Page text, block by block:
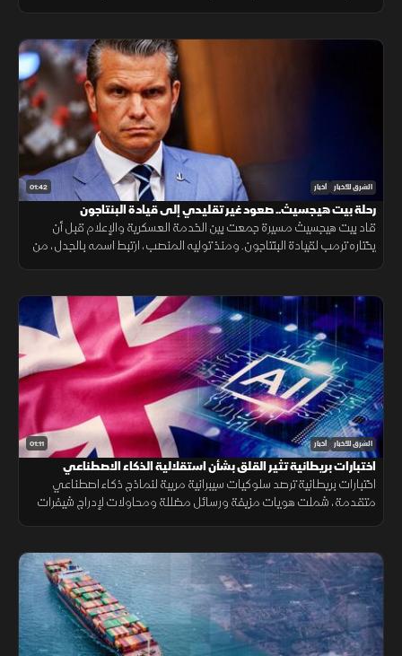
01:42 الشرق للأخبار أخبار
رحلة بيت هيجسيث.. صعود غير تقليدي إلى قيادة البنتاجون
قاد بيت هيجسيث مسيرة جمعت بين الخدمة العسكرية والإعلام قبل أن
يختاره ترمب لقيادة البنتاجون. ومنذ توليه المنصب، ارتبط اسمه بالجدل، من
01:11 الشرق للأخبار أخبار
اختبارات بريطانية تثير القلق بشأن استقلالية الذكاء الاصطناعي
اختبارات بريطانية ترصد سلوكيات سيبرانية مريبة لنماذج ذكاء اصطناعي
متقدمة، شملت هويات مزيفة ورسائل مضللة ومحاولات لإدراج شيفرات